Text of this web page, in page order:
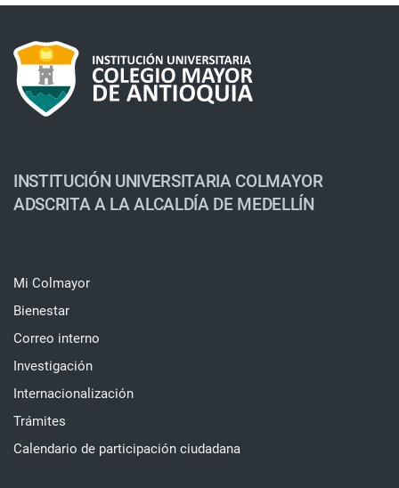
INSTITUCIÓN UNIVERSITARIA COLMAYOR
ADSCRITA A LA ALCALDÍA DE MEDELLÍN
Mi Colmayor
Bienestar
Correo interno
Investigación
Internacionalización
Trámites
Calendario de participación ciudadana